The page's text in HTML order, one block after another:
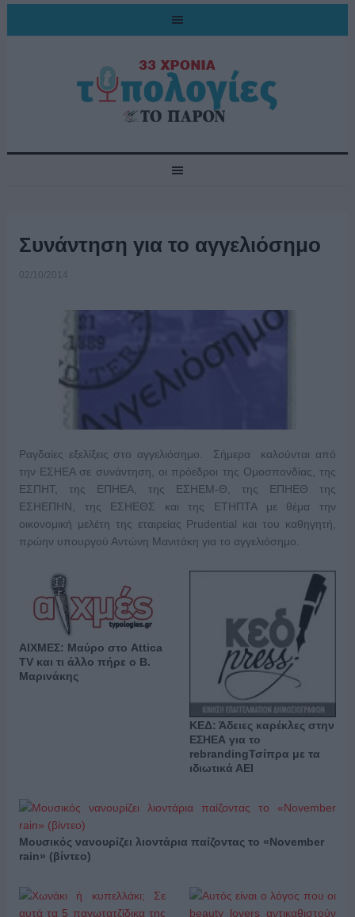
Συνάντηση για το αγγελιόσημο
02/10/2014
Ραγδαίες εξελίξεις στο αγγελιόσημο. Σήμερα καλούνται από
την ΕΣΗΕΑ σε συνάντηση, οι πρόεδροι της Ομοσπονδίας, της
ΕΣΠΗΤ, της ΕΠΗΕΑ, της ΕΣΗΕΜ-Θ, της ΕΠΗΕΘ της
ΕΣΗΕΠΗΝ, της ΕΣΗΕΘΣ και της ΕΤΗΠΤΑ με θέμα την
οικονομική μελέτη της εταιρείας Prudential και του καθηγητή,
πρώην υπουργού Αντώνη Μανιτάκη για το αγγελιόσημο.
ΑΙΧΜΕΣ: Μαύρο στο Attica
TV και τι άλλο πήρε ο Β.
Μαρινάκης
ΚΕΔ: Άδειες καρέκλες στην
ΕΣΗΕΑ για το
rebrandingΤσίπρα με τα
ιδιωτικά ΑΕΙ
Μουσικός νανουρίζει λιοντάρια παίζοντας το «November
rain» (βίντεο)